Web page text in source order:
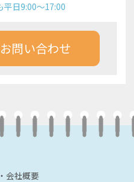
平日9:00～17:00
問い合わせ
会社概要